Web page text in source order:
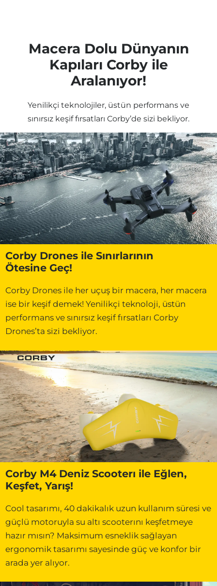
Macera Dolu Dünyanın
Kapıları Corby ile
Aralanıyor!
Yenilikçi teknolojiler, üstün performans ve
sınırsız keşif fırsatları Corby’de sizi bekliyor.
Corby Drones ile Sınırlarının
Ötesine Geç!
Corby Drones ile her uçuş bir macera, her macera
ise bir keşif demek! Yenilikçi teknoloji, üstün
performans ve sınırsız keşif fırsatları Corby
Dronesʼta sizi bekliyor.
Corby M4 Deniz Scooterı ile Eğlen,
Keşfet, Yarış!
Cool tasarımı, 40 dakikalık uzun kullanım süresi ve
güçlü motoruyla su altı scooterını keşfetmeye
hazır mısın? Maksimum esneklik sağlayan
ergonomik tasarımı sayesinde güç ve konfor bir
arada yer alıyor.